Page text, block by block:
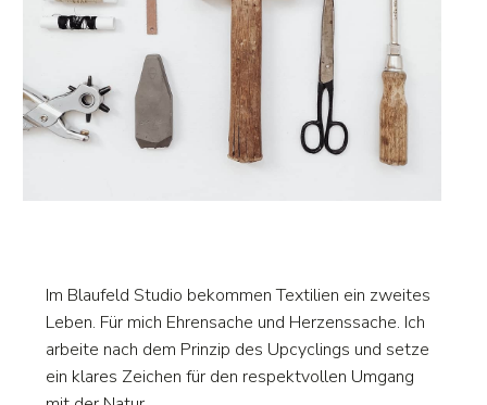
Im Blaufeld Studio bekommen Textilien ein zweites
Leben. Für mich Ehrensache und Herzenssache. Ich
arbeite nach dem Prinzip des Upcyclings und setze
ein klares Zeichen für den respektvollen Umgang